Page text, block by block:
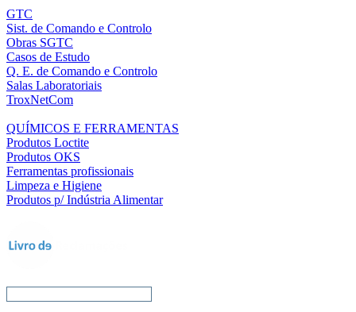
GTC
Sist. de Comando e Controlo
Obras SGTC
Casos de Estudo
Q. E. de Comando e Controlo
Salas Laboratoriais
TroxNetCom
QUÍMICOS E FERRAMENTAS
Produtos Loctite
Produtos OKS
Ferramentas profissionais
Limpeza e Higiene
Produtos p/ Indústria Alimentar